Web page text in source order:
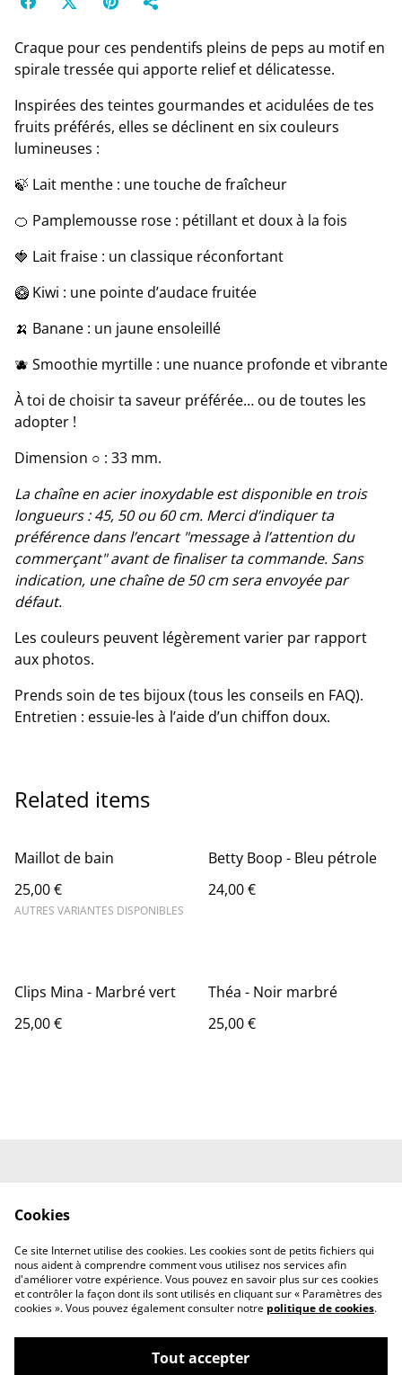
Craque pour ces pendentifs pleins de peps au motif en
spirale tressée qui apporte relief et délicatesse.
Inspirées des teintes gourmandes et acidulées de tes
fruits préférés, elles se déclinent en six couleurs
lumineuses :
🍃 Lait menthe : une touche de fraîcheur
🍊 Pamplemousse rose : pétillant et doux à la fois
🍓 Laitfraise : un classique réconfortant
🥝 Kiwi : une pointe d’audace fruitée
🍌 Banane : un jaune ensoleillé
🫐 Smoothie myrtille : une nuance profonde et vibrante
À toi de choisir ta saveur préférée… ou de toutes les
adopter !
Dimension ○ : 33 mm.
La chaîne en acier inoxydable est disponible en trois
longueurs : 45, 50 ou 60 cm. Merci d’indiquer ta
préférence dans l’encart "message à l’attention du
commerçant" avant de finaliser ta commande. Sans
indication, une chaîne de 50 cm sera envoyée par
défaut.
Les couleurs peuvent légèrement varier par rapport
aux photos.
Prends soin de tes bijoux (tous les conseils en FAQ).
Entretien : essuie-les à l’aide d’un chiffon doux.
Related items
Maillot de bain
25,00 €
AUTRES VARIANTES DISPONIBLES
Betty Boop - Bleu pétrole
24,00 €
Clips Mina - Marbré vert
25,00 €
Théa - Noir marbré
25,00 €
Confidentialité
Nous contacter
Cookies
Ce site Internet utilise des cookies. Les cookies sont de petits fichiers qui
nous aident à comprendre comment vous utilisez nos services afin
d'améliorer votre expérience. Vous pouvez en savoir plus sur ces cookies
et contrôler la façon dont ils sont utilisés en cliquant sur « Paramètres des
cookies ». Vous pouvez également consulter notre politique de cookies.
Tout accepter